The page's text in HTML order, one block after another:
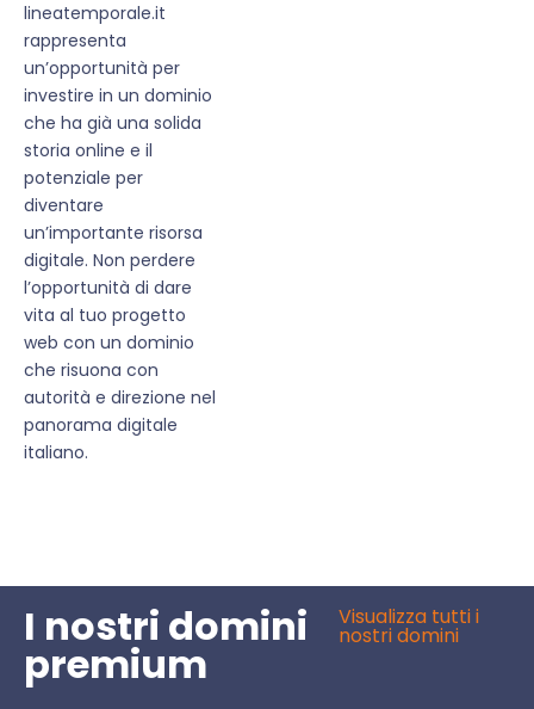
lineatemporale.it
rappresenta
un’opportunità per
investire in un dominio
che ha già una solida
storia online e il
potenziale per
diventare
un’importante risorsa
digitale. Non perdere
l’opportunità di dare
vita al tuo progetto
web con un dominio
che risuona con
autorità e direzione nel
panorama digitale
italiano.
I nostri domini
premium
Visualizza tutti i
nostri domini